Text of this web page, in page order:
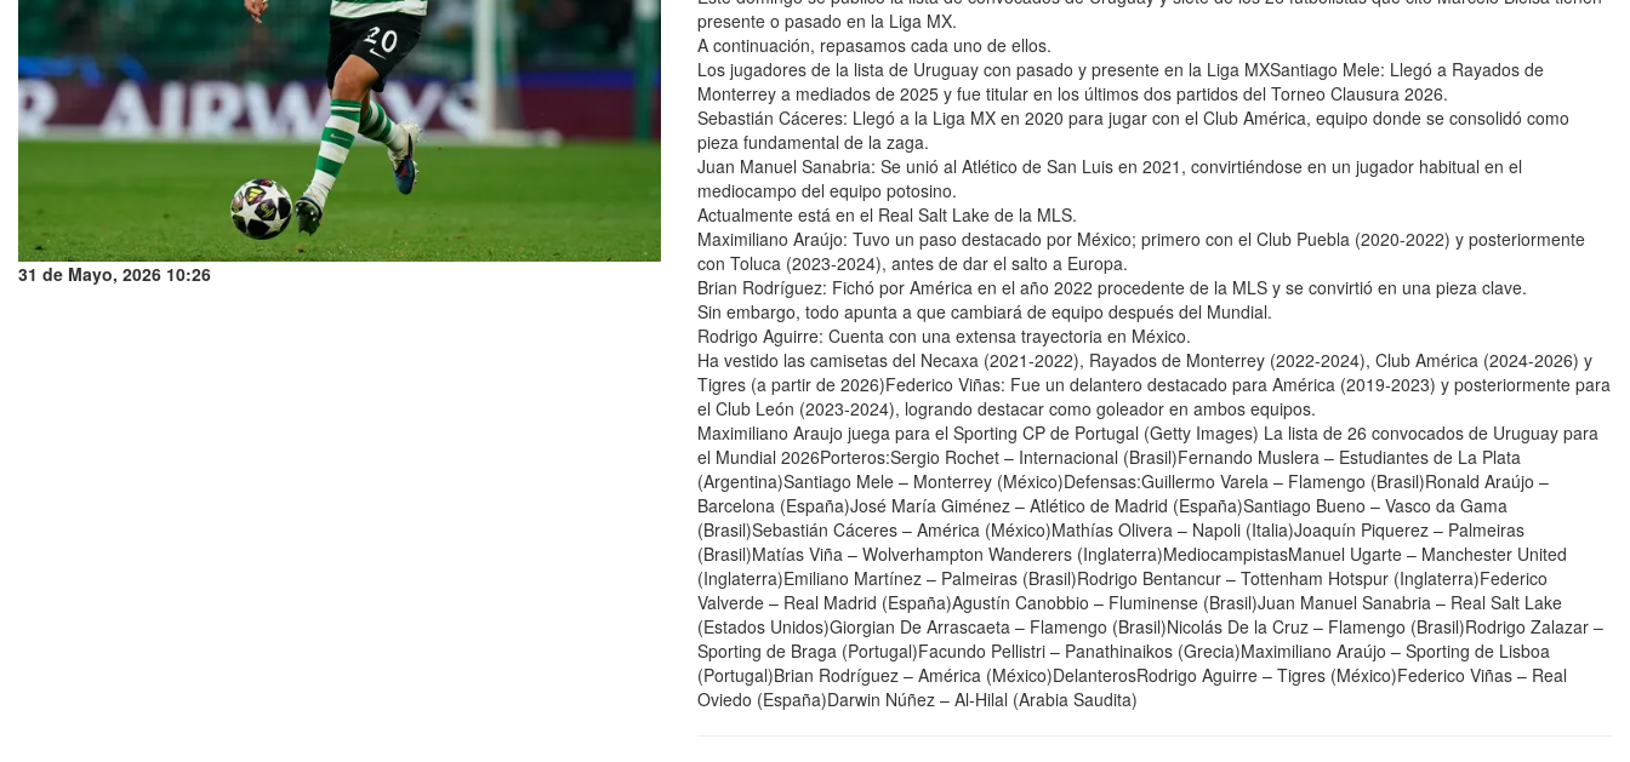
31 de Mayo, 2026 10:26
presente o pasado en la Liga MX.
A continuación, repasamos cada uno de ellos.
Los jugadores de la lista de Uruguay con pasado y presente en la Liga MXSantiago Mele: Llegó a Rayados de
Monterrey a mediados de 2025 y fue titular en los últimos dos partidos del Torneo Clausura 2026.
Sebastián Cáceres: Llegó a la Liga MX en 2020 para jugar con el Club América, equipo donde se consolidó como
pieza fundamental de la zaga.
Juan Manuel Sanabria: Se unió al Atlético de San Luis en 2021, convirtiéndose en un jugador habitual en el
mediocampo del equipo potosino.
Actualmente está en el Real Salt Lake de la MLS.
Maximiliano Araújo: Tuvo un paso destacado por México; primero con el Club Puebla (2020-2022) y posteriormente
con Toluca (2023-2024), antes de dar el salto a Europa.
Brian Rodríguez: Fichó por América en el año 2022 procedente de la MLS y se convirtió en una pieza clave.
Sin embargo, todo apunta a que cambiará de equipo después del Mundial.
Rodrigo Aguirre: Cuenta con una extensa trayectoria en México.
Ha vestido las camisetas del Necaxa (2021-2022), Rayados de Monterrey (2022-2024), Club América (2024-2026) y
Tigres (a partir de 2026)Federico Viñas: Fue un delantero destacado para América (2019-2023) y posteriormente para
el Club León (2023-2024), logrando destacar como goleador en ambos equipos.
Maximiliano Araujo juega para el Sporting CP de Portugal (Getty Images) La lista de 26 convocados de Uruguay para
el Mundial 2026Porteros:Sergio Rochet – Internacional (Brasil)Fernando Muslera – Estudiantes de La Plata
(Argentina)Santiago Mele – Monterrey (México)Defensas:Guillermo Varela – Flamengo (Brasil)Ronald Araújo –
Barcelona (España)José María Giménez – Atlético de Madrid (España)Santiago Bueno – Vasco da Gama
(Brasil)Sebastián Cáceres – América (México)Mathías Olivera – Napoli (Italia)Joaquín Piquerez – Palmeiras
(Brasil)Matías Viña – Wolverhampton Wanderers (Inglaterra)MediocampistasManuel Ugarte – Manchester United
(Inglaterra)Emiliano Martínez – Palmeiras (Brasil)Rodrigo Bentancur – Tottenham Hotspur (Inglaterra)Federico
Valverde – Real Madrid (España)Agustín Canobbio – Fluminense (Brasil)Juan Manuel Sanabria – Real Salt Lake
(Estados Unidos)Giorgian De Arrascaeta – Flamengo (Brasil)Nicolás De la Cruz – Flamengo (Brasil)Rodrigo Zalazar –
Sporting de Braga (Portugal)Facundo Pellistri – Panathinaikos (Grecia)Maximiliano Araújo – Sporting de Lisboa
(Portugal)Brian Rodríguez – América (México)DelanterosRodrigo Aguirre – Tigres (México)Federico Viñas – Real
Oviedo (España)Darwin Núñez – Al-Hilal (Arabia Saudita)